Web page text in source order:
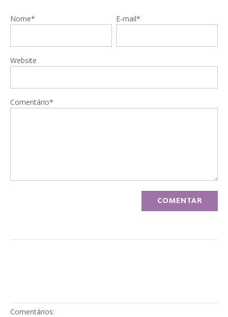
Nome* E-mail*
Website
Comentário*
Comentários: